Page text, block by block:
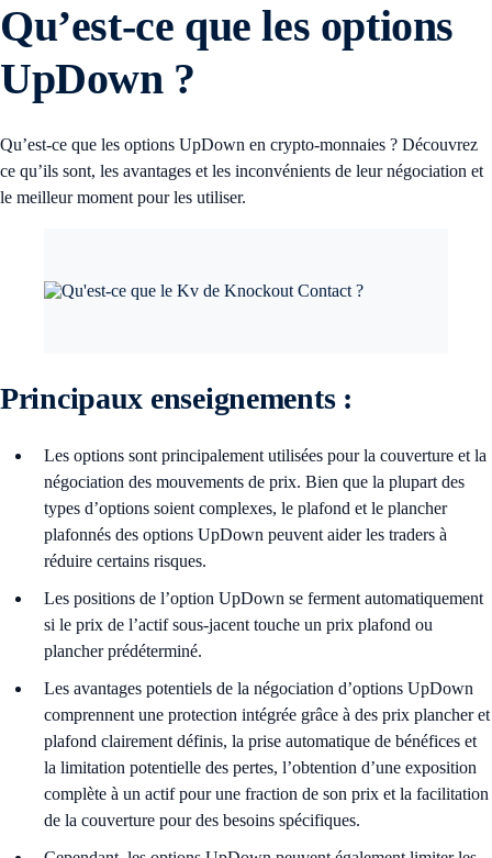
Qu’est-ce que les options
UpDown ?
Qu’est-ce que les options UpDown en crypto-monnaies ? Découvrez
ce qu’ils sont, les avantages et les inconvénients de leur négociation et
le meilleur moment pour les utiliser.
Principaux enseignements :
Les options sont principalement utilisées pour la couverture et la
négociation des mouvements de prix. Bien que la plupart des
types d’options soient complexes, le plafond et le plancher
plafonnés des options UpDown peuvent aider les traders à
réduire certains risques.
Les positions de l’option UpDown se ferment automatiquement
si le prix de l’actif sous-jacent touche un prix plafond ou
plancher prédéterminé.
Les avantages potentiels de la négociation d’options UpDown
comprennent une protection intégrée grâce à des prix plancher et
plafond clairement définis, la prise automatique de bénéfices et
la limitation potentielle des pertes, l’obtention d’une exposition
complète à un actif pour une fraction de son prix et la facilitation
de la couverture pour des besoins spécifiques.